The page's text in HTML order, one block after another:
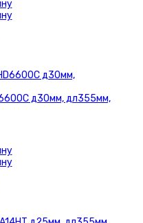
д30мм, дл355мм,